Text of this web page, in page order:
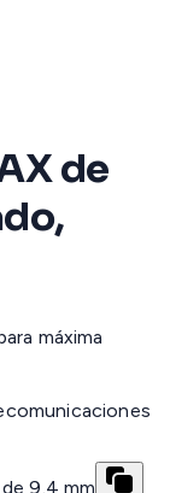
de
máxima
9.4 mm